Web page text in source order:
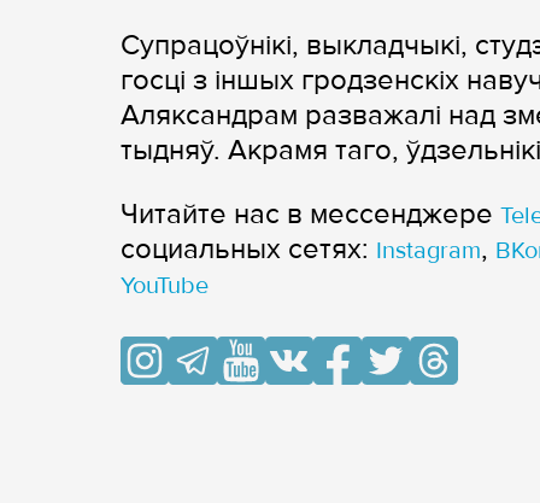
Супрацоўнікі, выкладчыкі,
госці з іншых гродзенскіх
Аляксандрам разважалі над
тыдняў. Акрамя таго,
Читайте нас в мессенджере
cоциальных сетях: Instagram,
YouTube